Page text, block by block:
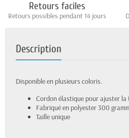
Retours faciles
Retours possibles pendant 14 jours
Description
Disponible en plusieurs coloris.
Cordon élastique pour ajuster la
Fabriqué en polyester 300
Taille unique